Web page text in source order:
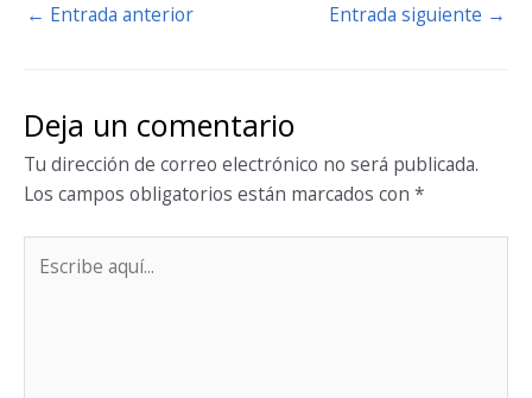
← Entrada anterior Entrada siguiente →
Deja un comentario
Tu dirección de correo electrónico no será publicada.
Los campos obligatorios están marcados con *
aquí...